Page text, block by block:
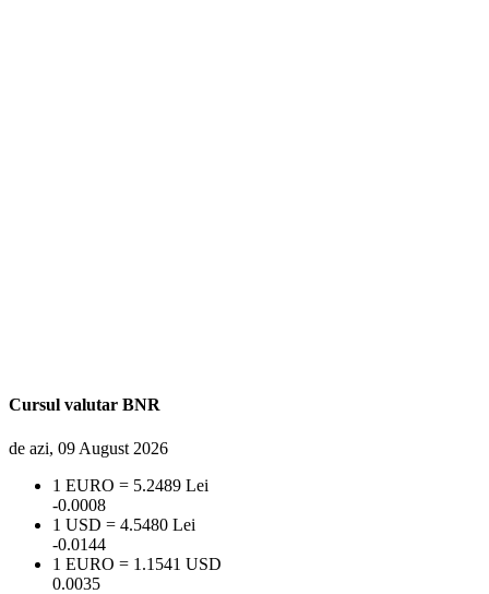
Cursul valutar BNR
de azi, 09 August 2026
1 EURO = 5.2489 Lei
-0.0008
1 USD = 4.5480 Lei
-0.0144
1 EURO = 1.1541 USD
0.0035